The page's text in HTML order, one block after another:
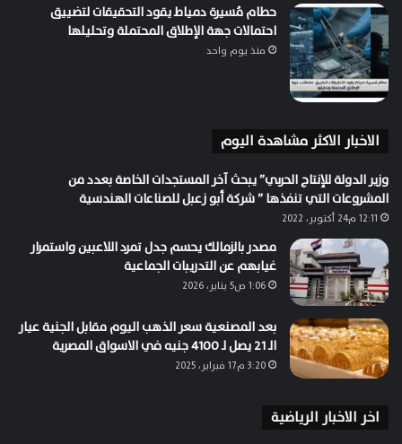
حطام مُسيرة دمياط يقود التحقيقات لتضييق
احتمالات جهة الإطلاق المحتملة وتحليلها
منذ يوم واحد
الاخبار الاكثر مشاهدة اليوم
وزير الدولة للإنتاج الحربي” يبحث آخر المستجدات الخاصة بعدد من
المشروعات التي تنفذها ” شركة أبو زعبل للصناعات الهندسية
12:11 م24 أكتوبر، 2022
مصدر بالزمالك يحسم جدل تمرد اللاعبين واستمرار
غيابهم عن التدريبات الجماعية
1:06 ص5 يناير، 2026
بعد المصنعية سعر الذهب اليوم مقابل الجنية عيار
الـ 21 يصل لـ 4100 جنيه في الاسواق المصرية
3:20 م17 فبراير، 2025
اخر الاخبار الرياضية